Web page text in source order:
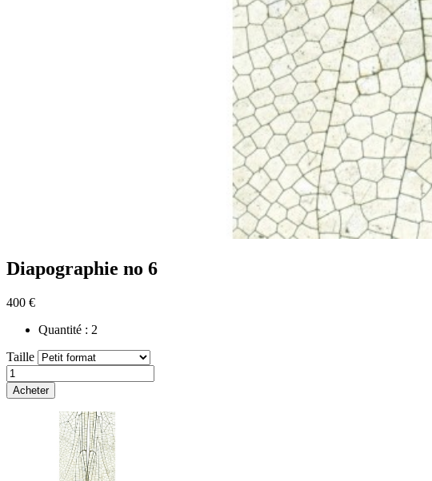
Diapographie no 6
400 €
Quantité : 2
Taille
Acheter